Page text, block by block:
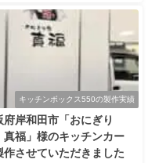
キッチンボックス550の製作実績
府岸和田市「おにぎり
福」様のキッチンカー
作させていただきました